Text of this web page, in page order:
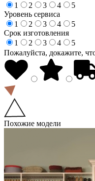
1
2 3 4
5
Уровень сервиса
1
2 3 4
5
Срок изготовления
1
2 3 4
5
Пожалуйста, докажите,
Похожие модели